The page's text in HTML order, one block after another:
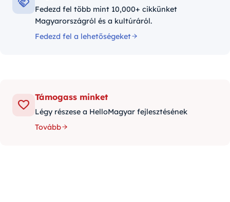
Fedezd fel több mint 10,000+ cikkünket
Magyarországról és a kultúráról.
Fedezd fel a lehetőségeket
Támogass minket
Légy részese a HelloMagyar fejlesztésének
Tovább